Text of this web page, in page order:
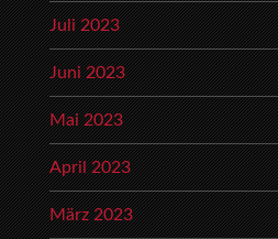
Juli 2023
Juni 2023
Mai 2023
April 2023
März 2023